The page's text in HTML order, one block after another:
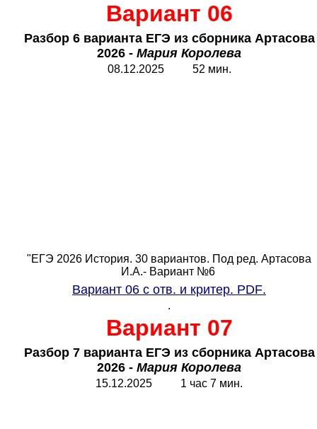
Вариант 06
Разбор 6 варианта ЕГЭ из сборника Артасова
2026 - Мария Королева
08.12.2025 52 мин.
"ЕГЭ 2026 История. 30 вариантов. Под ред. Артасова
И.А.- Вариант №6
Вариант 06 с отв. и критер. PDF.
.
Вариант 07
Разбор 7 варианта ЕГЭ из сборника Артасова
2026 - Мария Королева
15.12.2025 1 час 7 мин.